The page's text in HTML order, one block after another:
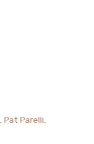
, Pat Parelli,